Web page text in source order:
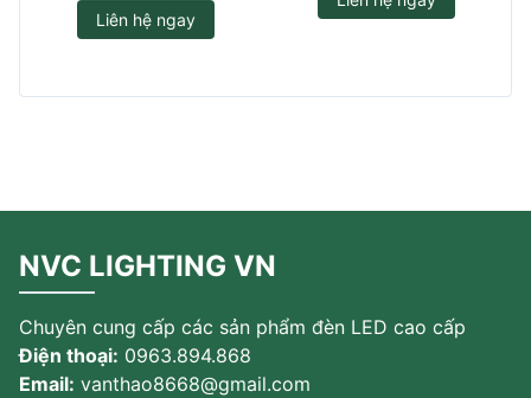
Liên hệ ngay
NVC LIGHTING VN
Chuyên cung cấp các sản phẩm đèn LED cao cấp
Điện thoại: 0963.894.868
Email: vanthao8668@gmail.com